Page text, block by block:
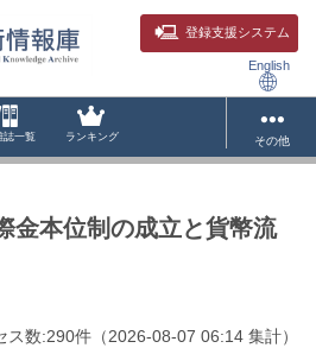
登録支援システム
English
誌一覧 ランキング その他
金本位制の成立と貨幣流
ス数:290件 （2026-08-07 06:14 集計）